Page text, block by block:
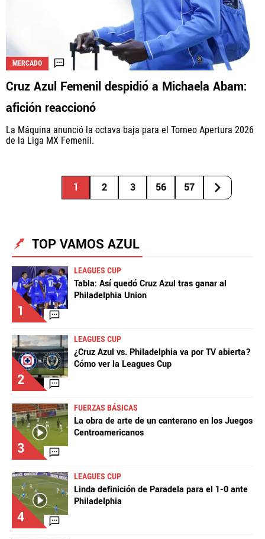
MERCADO
Cruz Azul Femenil despidió a Michaela Abam:
afición reaccionó
La Máquina anunció la octava baja para el Torneo Apertura 2026
de la Liga MX Femenil.
1 2 3 56 57
TOP VAMOS AZUL
1
LEAGUES CUP
Tabla: Así quedó Cruz Azul tras ganar al
Philadelphia Union
2
LEAGUES CUP
¿Cruz Azul vs. Philadelphia va por TV abierta?
Cómo ver la Leagues Cup
3
FUERZAS BÁSICAS
La obra de arte de un canterano en los Juegos
Centroamericanos
4
LEAGUES CUP
Linda definición de Paradela para el 1-0 ante
Philadelphia